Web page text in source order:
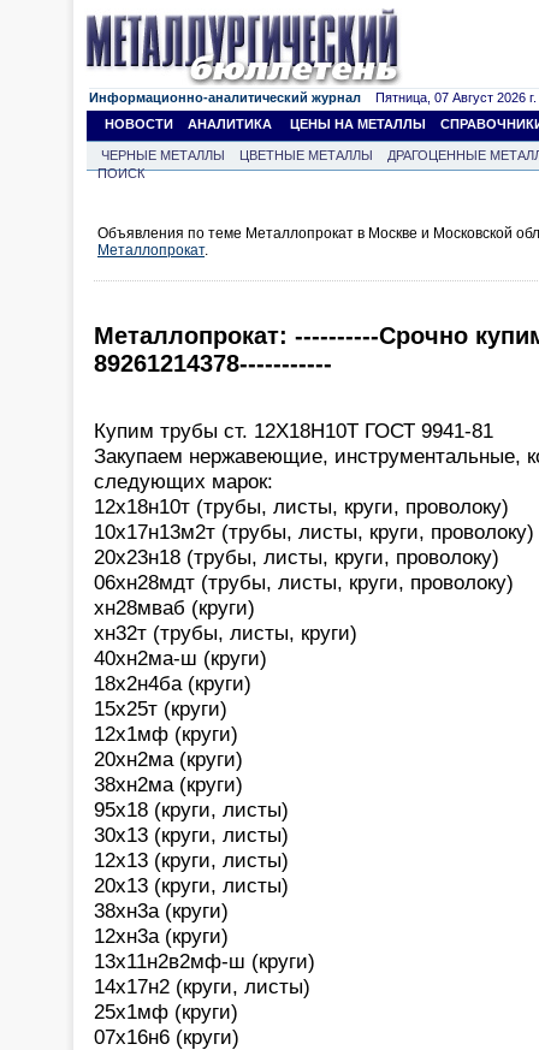
Информационно-аналитический журнал Пятница, 07 Август 2026 г.
НОВОСТИ
АНАЛИТИКА ЦЕНЫ НА МЕТАЛЛЫ
ЧЕРНЫЕ МЕТАЛЛЫ ЦВЕТНЫЕ МЕТАЛЛЫ
ДРАГОЦЕННЫЕ
ПОИСК
Объявления по теме Металлопрокат в Москве и Московской
Металлопрокат.
Металлопрокат: ----------Срочно
89261214378-----------
Купим трубы ст. 12Х18Н10Т ГОСТ 9941-81
Закупаем нержавеющие, инструментальные,
следующих марок:
12х18н10т (трубы, листы, круги, проволоку)
10х17н13м2т (трубы, листы, круги, проволоку)
20х23н18 (трубы, листы, круги, проволоку)
06хн28мдт (трубы, листы, круги, проволоку)
хн28мваб (круги)
хн32т (трубы, листы, круги)
40хн2ма-ш (круги)
18х2н4ба (круги)
15х25т (круги)
12х1мф (круги)
20хн2ма (круги)
38хн2ма (круги)
95х18 (круги, листы)
30х13 (круги, листы)
12х13 (круги, листы)
20х13 (круги, листы)
38хн3а (круги)
12хн3а (круги)
13х11н2в2мф-ш (круги)
14х17н2 (круги, листы)
25х1мф (круги)
07х16н6 (круги)